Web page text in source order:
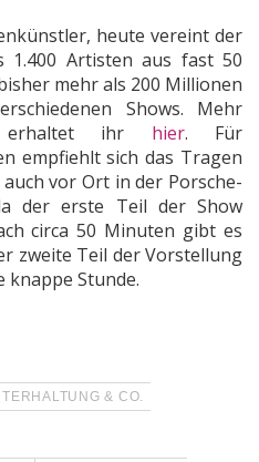
heute vereint der
1.400 Artisten aus fast 50
mehr als 200 Millionen
Shows. Mehr
erhaltet ihr hier. Für
empfiehlt sich das Tragen
vor Ort in der Porsche-
der erste Teil der Show
circa 50 Minuten gibt es
zweite Teil der Vorstellung
knappe Stunde.
& CO.